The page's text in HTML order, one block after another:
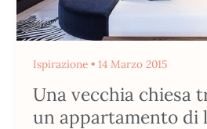
Ispirazione• 14 Marzo 2015
Una vecchia chiesa
un appartamento di